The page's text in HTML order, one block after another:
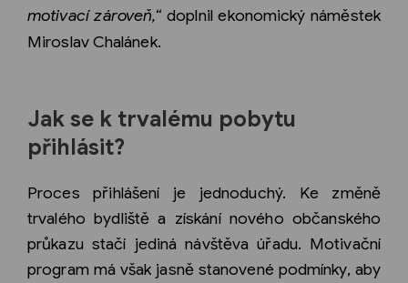
motivací zároveň,“ doplnil ekonomický náměstek
Miroslav Chalánek.
Jak se k trvalému pobytu
přihlásit?
Proces přihlášení je jednoduchý. Ke změně
trvalého bydliště a získání nového občanského
průkazu stačí jediná návštěva úřadu. Motivační
program má však jasně stanovené podmínky, aby